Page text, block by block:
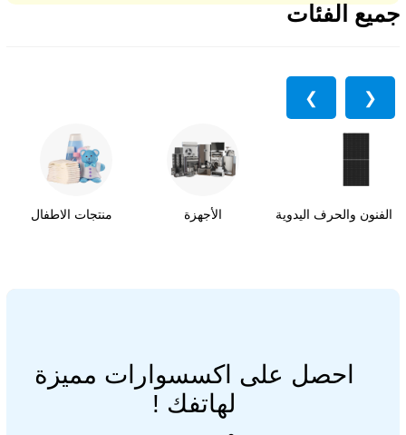
جميع الفئات
❮
❯
الفنون والحرف اليدوية الأجهزة منتجات الاطفال
احصل على اكسسوارات مميزة
لهاتفك !